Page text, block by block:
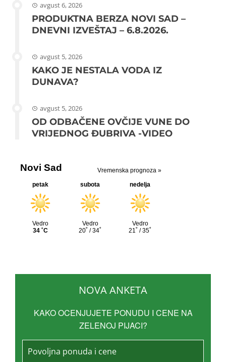
avgust 6, 2026
PRODUKTNA BERZA NOVI SAD –
DNEVNI IZVEŠTAJ – 6.8.2026.
avgust 5, 2026
KAKO JE NESTALA VODA IZ
DUNAVA?
avgust 5, 2026
OD ODBAČENE OVČIJE VUNE DO
VRIJEDNOG ĐUBRIVA -VIDEO
NOVA ANKETA
KAKO OCENJUJETE PONUDU I CENE NA
ZELENOJ PIJACI?
Povoljna ponuda i cene